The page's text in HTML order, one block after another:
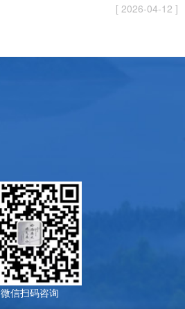
[ 2026-04-12 ]
微信扫码咨询